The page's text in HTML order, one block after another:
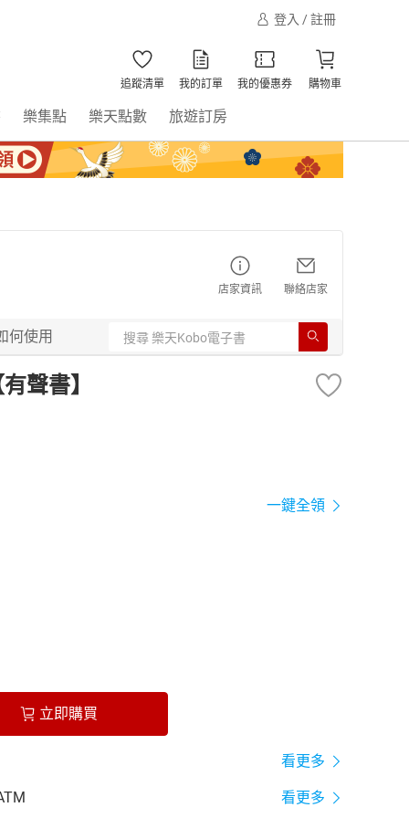
登入 / 註冊
追蹤清單 我的訂單 我的優惠券 購物車
樂集點 樂天點數 旅遊訂房
店家資訊 聯絡店家
何使用
聲書】
一鍵全領
立即購買
看更多
看更多